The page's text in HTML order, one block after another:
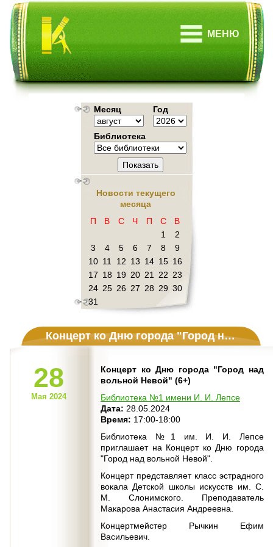
МЕНЮ
Месяц Год
Библиотека
Показать
Новости текущего
месяца
П
В С Ч П С
В
1
2
3
4 5 6 7 8
9
10 11 12 13 14 15 16
17 18 19 20 21 22 23
24 25 26 27 28 29 30
31
Концерт ко Дню города "Город над вольной Невой" (6+)
28
Мая 2024
Концерт ко Дню города "Город над
вольной Невой" (6+)
Библиотека №1 имени И. И. Лепсе
Дата: 28.05.2024
Время: 17:00-18:00
Библиотека №1 им. И. И. Лепсе
приглашает на Концерт ко Дню города
"Город над вольной Невой".
Концерт представляет класс эстрадного
вокала Детской школы искусств им. С.
М. Слонимского. Преподаватель
Макарова Анастасия Андреевна.
Концертмейстер Рычкин Ефим
Васильевич.